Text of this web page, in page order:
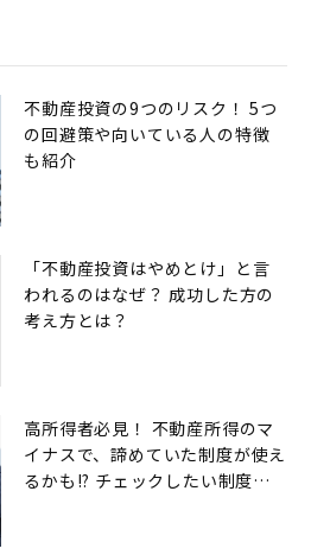
不動産投資の9つのリスク！ 5つ
の回避策や向いている人の特徴
も紹介
「不動産投資はやめとけ」と言
われるのはなぜ？ 成功した方の
考え方とは？
高所得者必見！ 不動産所得のマ
イナスで、諦めていた制度が使え
るかも!? チェックしたい制度一